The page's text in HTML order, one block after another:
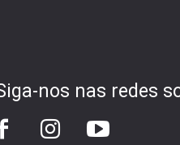
nos nas redes